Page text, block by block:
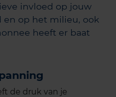
invloed op jouw
en op het milieu, ook
heeft er baat
de druk van je